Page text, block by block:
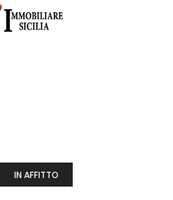
IN AFFITTO